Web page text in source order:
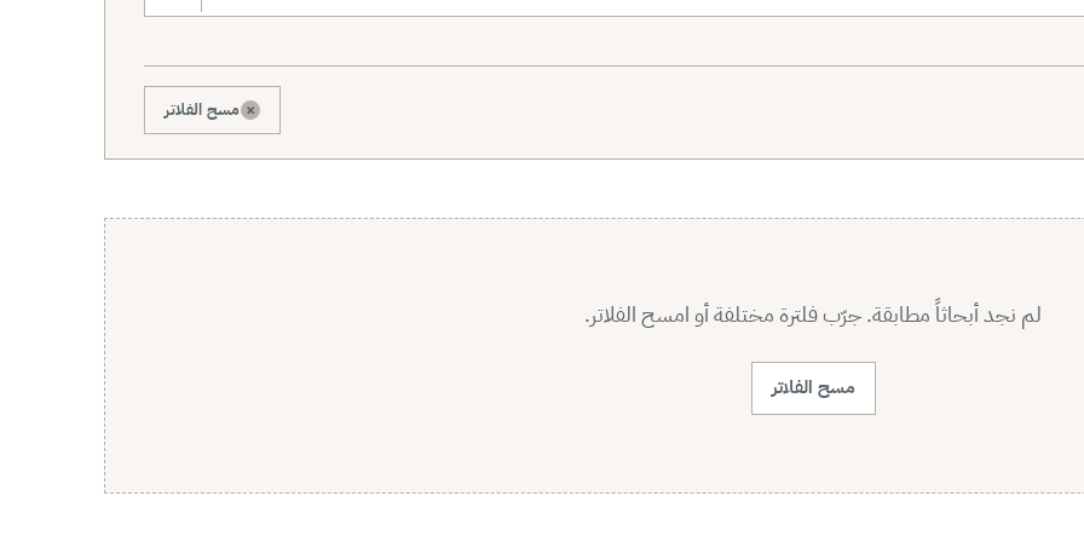
× مسح الفلاتر
لم نجد أبحاثاً مطابقة. جرّب فلترة مختلفة أو امسح الفلاتر.
مسح الفلاتر